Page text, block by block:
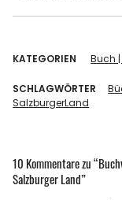
KATEGORIEN Buch
SCHLAGWÖRTER
SalzburgerLand
10 Kommentare zu “
Salzburger Land”